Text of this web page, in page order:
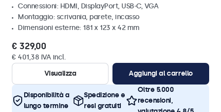
Connessioni: HDMI, DisplayPort, USB-C, VGA
Montaggio: scrivania, parete, incasso
Dimensioni esterne: 181 x 123 x 42 mm
€ 329,00
€ 401,38 IVA incl.
Visualizza
Aggiungi al carrello
Disponibilità a
lungo termine
Spedizione e
resi gratuiti
Oltre 5.000
recensioni,